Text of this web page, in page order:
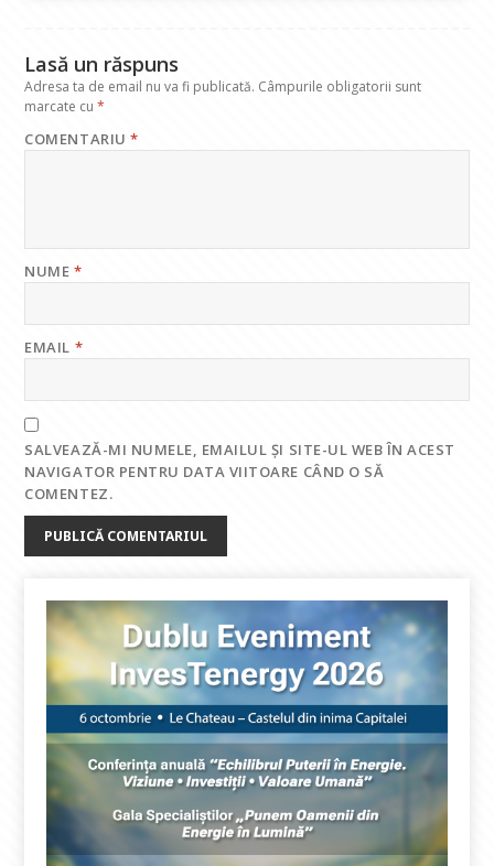
Lasă un răspuns
Adresa ta de email nu va fi publicată. Câmpurile obligatorii sunt
marcate cu*
COMENTARIU*
NUME*
EMAIL *
SALVEAZĂ-MI NUMELE, EMAILUL ȘI SITE-UL WEB ÎN ACEST
NAVIGATOR PENTRU DATA VIITOARE CÂND O SĂ
COMENTEZ.